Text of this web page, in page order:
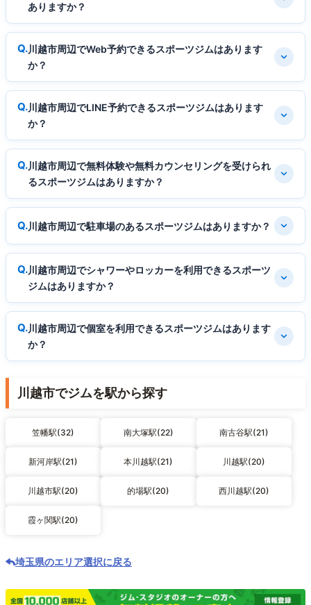
ありますか？
川越市周辺でWeb予約できるスポーツジムはあります
か？
川越市周辺でLINE予約できるスポーツジムはあります
か？
川越市周辺で無料体験や無料カウンセリングを受けられ
るスポーツジムはありますか？
川越市周辺で駐車場のあるスポーツジムはありますか？
川越市周辺でシャワーやロッカーを利用できるスポーツ
ジムはありますか？
川越市周辺で個室を利用できるスポーツジムはあります
か？
川越市でジムを駅から探す
笠幡駅(32) 南大塚駅(22) 南古谷駅(21)
新河岸駅(21) 本川越駅(21) 川越駅(20)
川越市駅(20) 的場駅(20) 西川越駅(20)
霞ヶ関駅(20)
埼玉県のエリア選択に戻る